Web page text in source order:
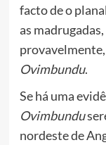
facto de o
as
Ovimbundu.
Se há uma
Ovimbundu
nordeste de